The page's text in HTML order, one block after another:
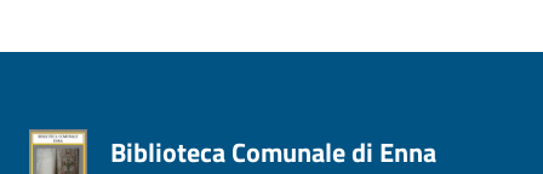
Biblioteca Comunale di Enna